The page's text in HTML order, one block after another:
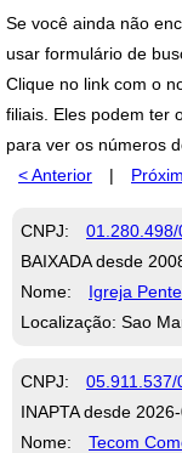
Se você ainda não
usar formulário de
Clique no link com o
filiais. Eles podem ter
para ver os números
< Anterior
|
CNPJ:
BAIXADA desde
Nome:
Igreja
Localização: Sao
CNPJ: 05.911.537/
INAPTA desde
Nome:
Tecom